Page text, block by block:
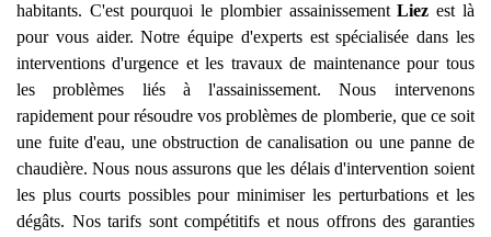
habitants. C'est pourquoi le plombier assainissementLiez est là
pour vous aider. Notre équipe d'experts est spécialisée dans les
interventions d'urgence et les travaux de maintenance pour tous
les problèmes liés à l'assainissement. Nous intervenons
rapidement pour résoudre vos problèmes de plomberie, que ce soit
une fuite d'eau, une obstruction de canalisation ou une panne de
chaudière. Nous nous assurons que les délais d'intervention soient
les plus courts possibles pour minimiser les perturbations et les
dégâts. Nos tarifs sont compétitifs et nous offrons des garanties